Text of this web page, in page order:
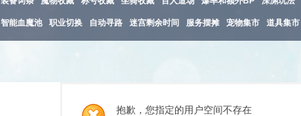
智能血魔池 职业切换 自动寻路 迷宫剩余时间 服务摆摊 宠物集市 道具集市
抱歉，您指定的用户空间不存在